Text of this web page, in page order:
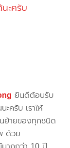
ะครับ
ยินดีต้อนรับ
ะครับ เราให้
ย้ายของทุกชนิด
ด้วย